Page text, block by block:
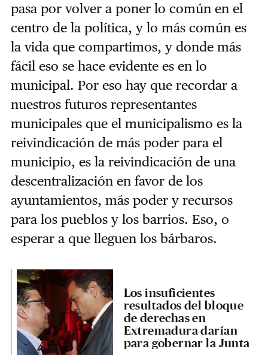
pasa por volver a poner lo común en el
centro de la política, y lo más común es
la vida que compartimos, y donde más
fácil eso se hace evidente es en lo
municipal. Por eso hay que recordar a
nuestros futuros representantes
municipales que el municipalismo es la
reivindicación de más poder para el
municipio, es la reivindicación de una
descentralización en favor de los
ayuntamientos, más poder y recursos
para los pueblos y los barrios. Eso, o
esperar a que lleguen los bárbaros.
Los insuficientes
resultados del bloque
de derechas en
Extremadura darían
para gobernar la Junta